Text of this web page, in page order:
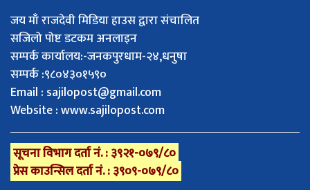
जय माँ राजदेवी मिडिया हाउस द्वारा संचालित
सजिलो पोष्ट डटकम अनलाइन
सम्पर्क कार्यालय:-जनकपुरधाम-२४,धनुषा
सम्पर्क :९८०४३०१५९०
Email : sajilopost@gmail.com
Website : www.sajilopost.com
सूचना विभाग दर्ता नं. : ३९२१-०७९/८०
प्रेस काउन्सिल दर्ता नं. : ३९०९-०७९/८०